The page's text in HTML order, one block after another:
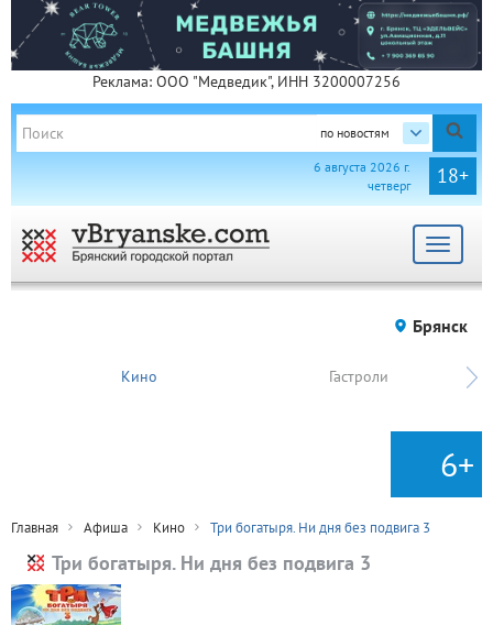
Реклама: ООО "Медведик", ИНН 3200007256
по новостям
18+
6 августа 2026 г.
четверг
Toggle
Брянск
Кино Гастроли
6+
Главная Афиша Кино Три богатыря. Ни дня без подвига 3
Три богатыря. Ни дня без подвига 3